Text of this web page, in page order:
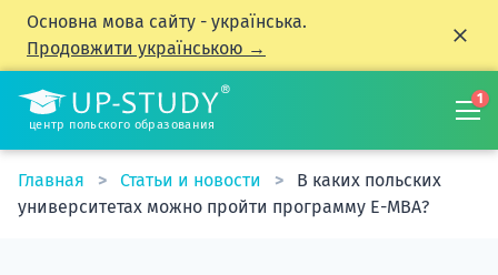
Основна мова сайту - українська.
Продовжити українською →
центр польского образования
1
Главная Статьи и новости
В каких польских
университетах можно пройти программу E-MBA?